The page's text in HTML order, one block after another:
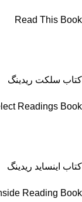
Read This Book
کتاب سلکت ریدینگ
Readings Book
کتاب اینساید ریدینگ
Reading Book